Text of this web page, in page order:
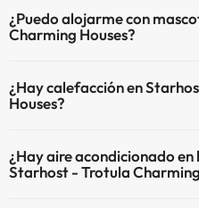
¿Puedo alojarme con
Charming Houses?
¿Hay calefacción en
Houses?
zonas comunes.
¿Hay aire acondicionado en
Starhost - Trotula